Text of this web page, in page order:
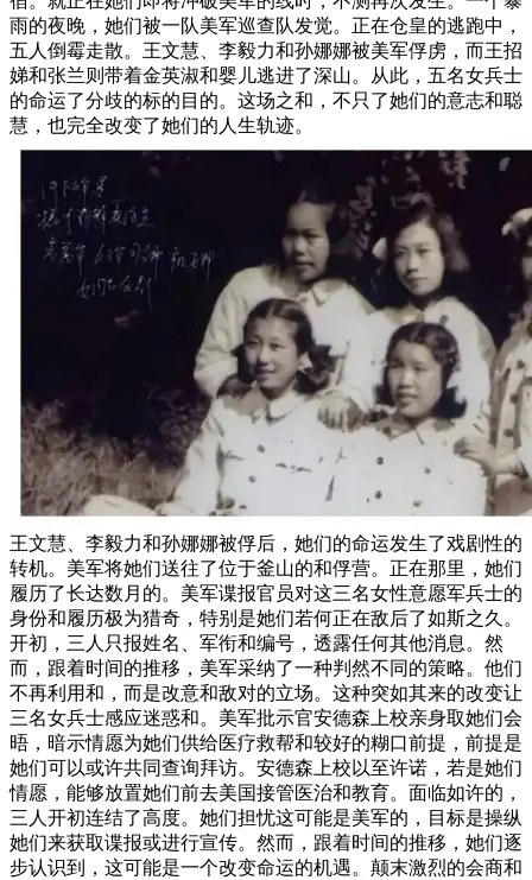
雨的夜晚，她们被一队美军巡查队发觉。正在仓皇的逃跑中，
五人倒霉走散。王文慧、李毅力和孙娜娜被美军俘虏，而王招
娣和张兰则带着金英淑和婴儿逃进了深山。从此，五名女兵士
的命运了分歧的标的目的。这场之和，不只了她们的意志和聪
慧，也完全改变了她们的人生轨迹。
王文慧、李毅力和孙娜娜被俘后，她们的命运发生了戏剧性的
转机。美军将她们送往了位于釜山的和俘营。正在那里，她们
履历了长达数月的。美军谍报官员对这三名女性意愿军兵士的
身份和履历极为猎奇，特别是她们若何正在敌后了如斯之久。
开初，三人只报姓名、军衔和编号，透露任何其他消息。然
而，跟着时间的推移，美军采纳了一种判然不同的策略。他们
不再利用和，而是改意和敌对的立场。这种突如其来的改变让
三名女兵士感应迷惑和。美军批示官安德森上校亲身取她们会
晤，暗示情愿为她们供给医疗救帮和较好的糊口前提，前提是
她们可以或许共同查询拜访。安德森上校以至许诺，若是她们
情愿，能够放置她们前去美国接管医治和教育。面临如许的，
三人开初连结了高度。她们担忧这可能是美军的，目标是操纵
她们来获取谍报或进行宣传。然而，跟着时间的推移，她们逐
步认识到，这可能是一个改变命运的机遇。颠末激烈的会商和